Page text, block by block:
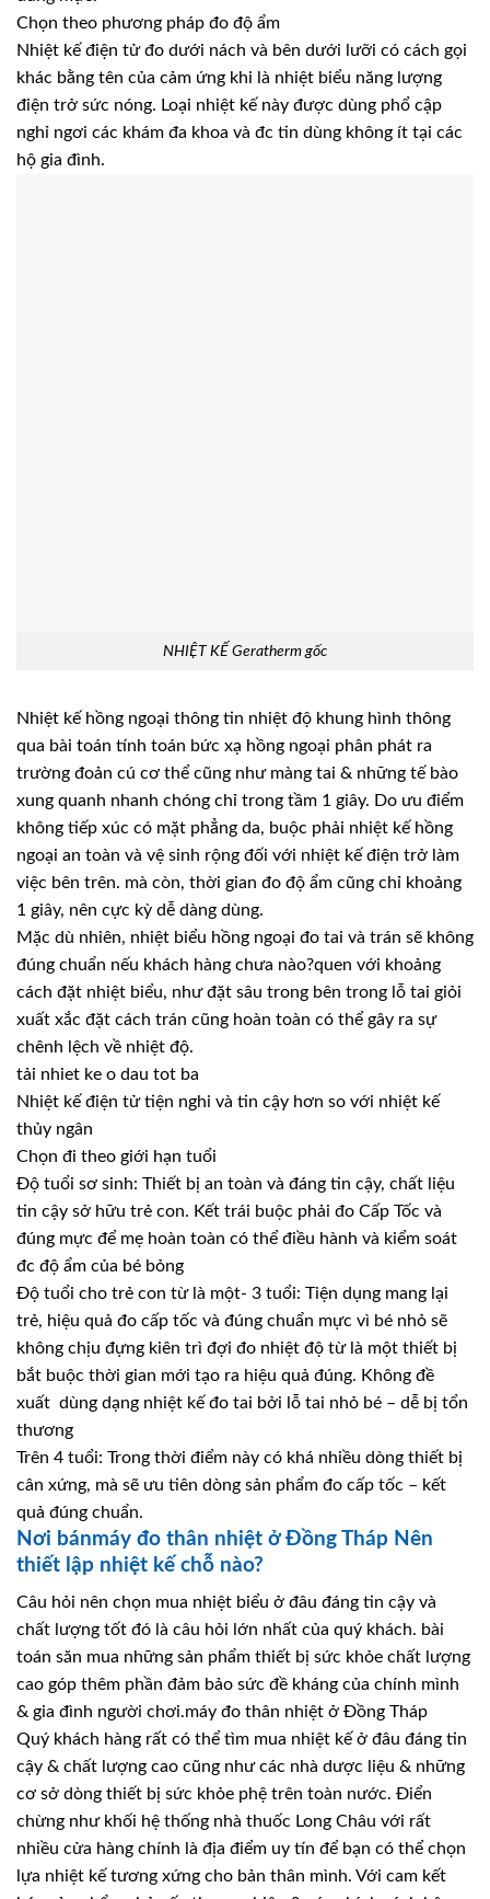
Chọn theo phương pháp đo độ ẩm
Nhiệt kế điện tử đo dưới nách và bên dưới lưỡi có cách gọi
khác bằng tên của cảm ứng khi là nhiệt biểu năng lượng
điện trở sức nóng. Loại nhiệt kế này được dùng phổ cập
nghỉ ngơi các khám đa khoa và đc tin dùng không ít tại các
hộ gia đình.
NHIỆT KẾ Geratherm gốc
Nhiệt kế hồng ngoại thông tin nhiệt độ khung hình thông
qua bài toán tính toán bức xạ hồng ngoại phân phát ra
trường đoản cú cơ thể cũng như màng tai & những tế bào
xung quanh nhanh chóng chỉ trong tầm 1 giây. Do ưu điểm
không tiếp xúc có mặt phẳng da, buộc phải nhiệt kế hồng
ngoại an toàn và vệ sinh rộng đối với nhiệt kế điện trở làm
việc bên trên. mà còn, thời gian đo độ ẩm cũng chỉ khoảng
1 giây, nên cực kỳ dễ dàng dùng.
Mặc dù nhiên, nhiệt biểu hồng ngoại đo tai và trán sẽ không
đúng chuẩn nếu khách hàng chưa nào?quen với khoảng
cách đặt nhiệt biểu, như đặt sâu trong bên trong lỗ tai giỏi
xuất xắc đặt cách trán cũng hoàn toàn có thể gây ra sự
chênh lệch về nhiệt độ.
tải nhiet ke o dau tot ba
Nhiệt kế điện tử tiện nghi và tin cậy hơn so với nhiệt kế
thủy ngân
Chọn đi theo giới hạn tuổi
Độ tuổi sơ sinh: Thiết bị an toàn và đáng tin cậy, chất liệu
tin cậy sở hữu trẻ con. Kết trái buộc phải đo Cấp Tốc và
đúng mực để mẹ hoàn toàn có thể điều hành và kiểm soát
đc độ ẩm của bé bỏng
Độ tuổi cho trẻ con từ là một- 3 tuổi: Tiện dụng mang lại
trẻ, hiệu quả đo cấp tốc và đúng chuẩn mực vì bé nhỏ sẽ
không chịu đựng kiên trì đợi đo nhiệt độ từ là một thiết bị
bắt buộc thời gian mới tạo ra hiệu quả đúng. Không đề
xuất dùng dạng nhiệt kế đo tai bởi lỗ tai nhỏ bé – dễ bị tổn
thương
Trên 4 tuổi: Trong thời điểm này có khá nhiều dòng thiết bị
cân xứng, mà sẽ ưu tiên dòng sản phẩm đo cấp tốc – kết
quả đúng chuẩn.
Nơi bánmáy đo thân nhiệt ở Đồng Tháp Nên
thiết lập nhiệt kế chỗ nào?
Câu hỏi nên chọn mua nhiệt biểu ở đâu đáng tin cậy và
chất lượng tốt đó là câu hỏi lớn nhất của quý khách. bài
toán săn mua những sản phẩm thiết bị sức khỏe chất lượng
cao góp thêm phần đảm bảo sức đề kháng của chính mình
& gia đình người chơi.máy đo thân nhiệt ở Đồng Tháp
Quý khách hàng rất có thể tìm mua nhiệt kế ở đâu đáng tin
cậy & chất lượng cao cũng như các nhà dược liệu & những
cơ sở dòng thiết bị sức khỏe phệ trên toàn nước. Điển
chừng như khối hệ thống nhà thuốc Long Châu với rất
nhiều cửa hàng chính là địa điểm uy tín để bạn có thể chọn
lựa nhiệt kế tương xứng cho bản thân mình. Với cam kết